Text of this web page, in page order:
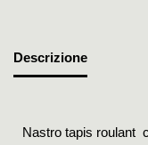
Descrizione
Nastro tapis roulant